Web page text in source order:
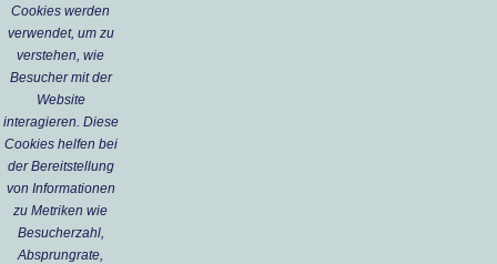
Cookies werden
verwendet, um zu
verstehen, wie
Besucher mit der
Website
interagieren. Diese
Cookies helfen bei
der Bereitstellung
von Informationen
zu Metriken wie
Besucherzahl,
Absprungrate,